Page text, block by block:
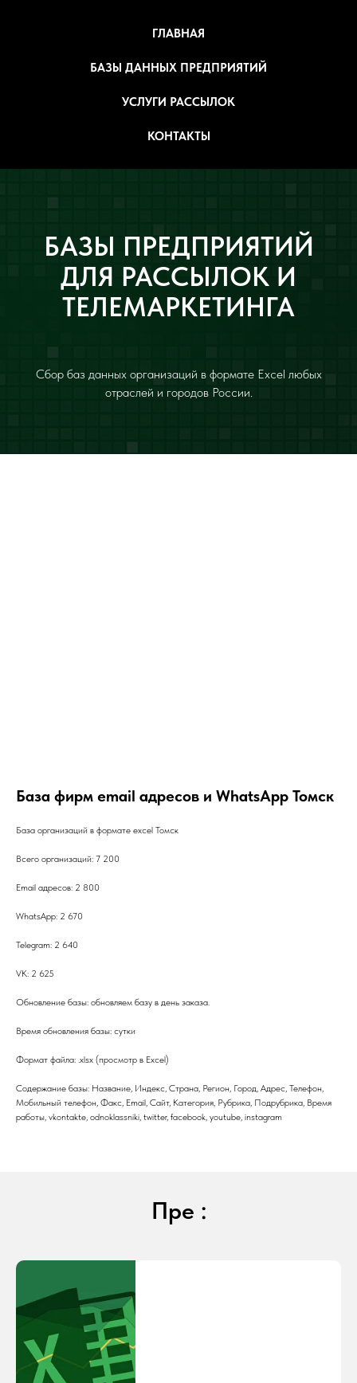
ГЛАВНАЯ
БАЗЫ ДАННЫХ ПРЕДПРИЯТИЙ
УСЛУГИ РАССЫЛОК
КОНТАКТЫ
БАЗЫ ПРЕДПРИЯТИЙ
ДЛЯ РАССЫЛОК И
ТЕЛЕМАРКЕТИНГА
Сбор баз данных организаций в формате Excel любых
отраслей и городов России.
База фирм email адресов и WhatsApp Томск
База организаций в формате excel Томск
Всего организаций: 7 200
Email адресов: 2 800
WhatsApp: 2 670
Telegram: 2 640
VK: 2 625
Обновление базы: обновляем базу в день заказа.
Время обновления базы: сутки
Формат файла: .xlsx (просмотр в Excel)
Содержание базы: Название, Индекс, Страна, Регион, Город, Адрес, Телефон,
Мобильный телефон, Факс, Email, Сайт, Категория, Рубрика, Подрубрика, Время
работы, vkontakte, odnoklassniki, twitter, facebook, youtube, instagram
Пре :